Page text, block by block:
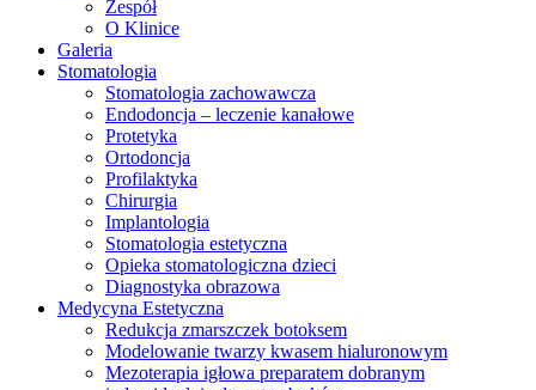
Zespół
O Klinice
Galeria
Stomatologia
Stomatologia zachowawcza
Endodoncja – leczenie kanałowe
Protetyka
Ortodoncja
Profilaktyka
Chirurgia
Implantologia
Stomatologia estetyczna
Opieka stomatologiczna dzieci
Diagnostyka obrazowa
Medycyna Estetyczna
Redukcja zmarszczek botoksem
Modelowanie twarzy kwasem hialuronowym
Mezoterapia igłowa preparatem dobranym